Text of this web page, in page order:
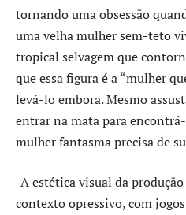
tornando uma obsessão
uma velha mulher sem-teto
tropical selvagem que
que essa figura é a “mulher
levá-lo embora. Mesmo
entrar na mata para
mulher fantasma precisa de
-A estética visual da
contexto opressivo, com